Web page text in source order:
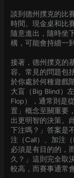
談到德州撲克的比
時間。現金桌和比
隨意進出，隨時坐
構，可能會持續一
接著，德州撲克的
容。常見的問題包
於你處於何種遊戲
大盲（Big Blind）
Flop），通常則是
置」概念至關重要
出更明智的決策。
下注嗎？」答案是
注（Call）、加注
必須是有目的的，
久？」這則完全取
較高，而賽事通常